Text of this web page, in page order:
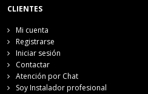
CLIENTES
Mi cuenta
Registrarse
Iniciar sesión
Contactar
Atención por Chat
Soy Instalador profesional